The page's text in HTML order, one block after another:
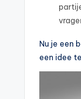
Nu je een
een idee